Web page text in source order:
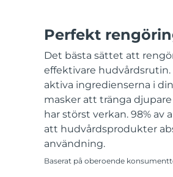
Perfekt
Det bästa sättet att
effektivare hudvårdsrutin.
aktiva ingredienserna i
masker att tränga
har störst verkan. 98% av
att hudvårdsprodukter
användning.
Baserat på oberoende